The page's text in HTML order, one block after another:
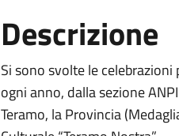
Descrizione
Si sono svolte le
ogni anno, dalla sezione
Teramo, la Provincia